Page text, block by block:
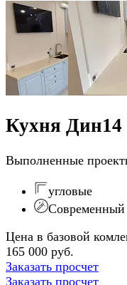
Кухня Дин14
Выполненные
угловые
Современный
Цена в базовой
165 000 руб.
Заказать просчет
Заказать просчет